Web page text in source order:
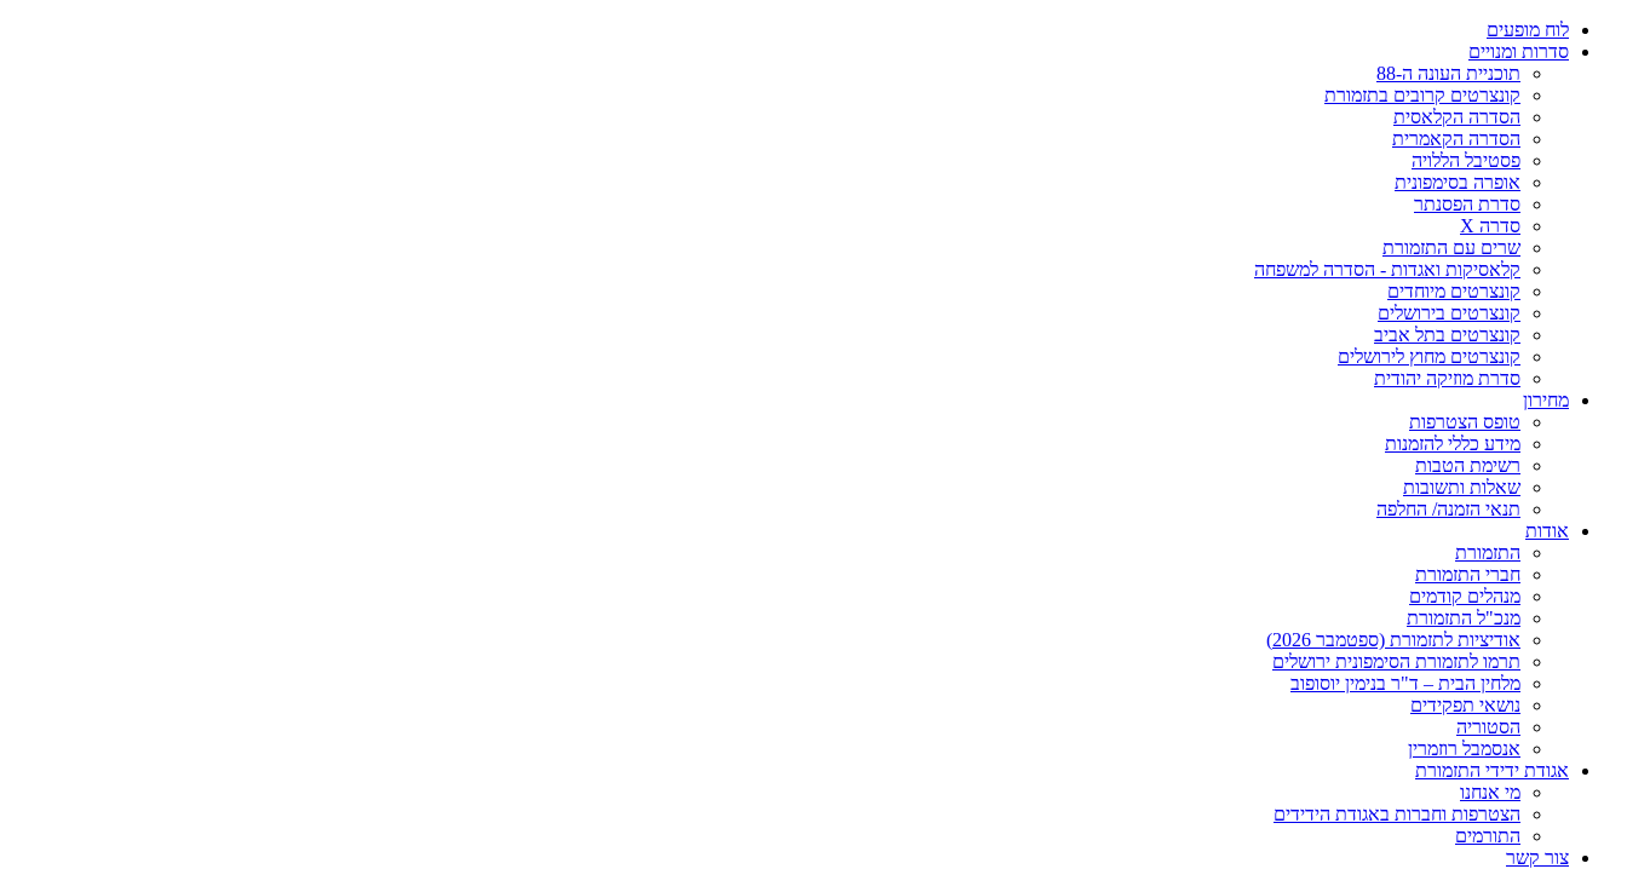
לוח מופעים
סדרות ומנויים
תוכניית העונה ה-88
קונצרטים קרובים בתזמורת
הסדרה הקלאסית
הסדרה הקאמרית
פסטיבל הללויה
אופרה בסימפונית
סדרת הפסנתר
סדרה X
שרים עם התזמורת
קלאסיקות ואגדות - הסדרה למשפחה
קונצרטים מיוחדים
קונצרטים בירושלים
קונצרטים בתל אביב
קונצרטים מחוץ לירושלים
סדרת מוזיקה יהודית
מחירון
טופס הצטרפות
מידע כללי להזמנות
רשימת הטבות
שאלות ותשובות
תנאי הזמנה/ החלפה
אודות
התזמורת
חברי התזמורת
מנהלים קודמים
מנכ"ל התזמורת
אודיציות לתזמורת (ספטמבר 2026)
תרמו לתזמורת הסימפונית ירושלים
מלחין הבית – ד"ר בנימין יוסופוב
נושאי תפקידים
הסטוריה
אנסמבל רוזמרין
אגודת ידידי התזמורת
מי אנחנו
הצטרפות וחברות באגודת הידידים
התורמים
צור קשר